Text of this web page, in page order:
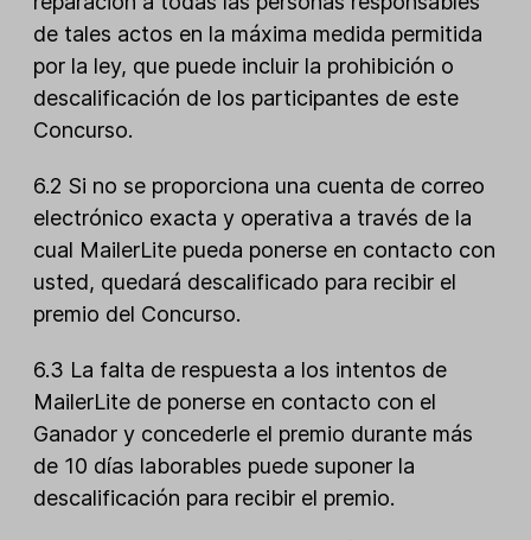
de tales actos en la máxima medida permitida
por la ley, que puede incluir la prohibición o
descalificación de los participantes de este
Concurso.
6.2 Si no se proporciona una cuenta de correo
electrónico exacta y operativa a través de la
cual MailerLite pueda ponerse en contacto con
usted, quedará descalificado para recibir el
premio del Concurso.
6.3 La falta de respuesta a los intentos de
MailerLite de ponerse en contacto con el
Ganador y concederle el premio durante más
de 10 días laborables puede suponer la
descalificación para recibir el premio.